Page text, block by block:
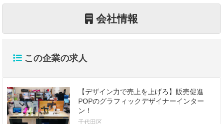
会社情報
この企業の求人
【デザイン力で売上を上げろ】販売促進
POPのグラフィックデザイナーインター
ン！
千代田区